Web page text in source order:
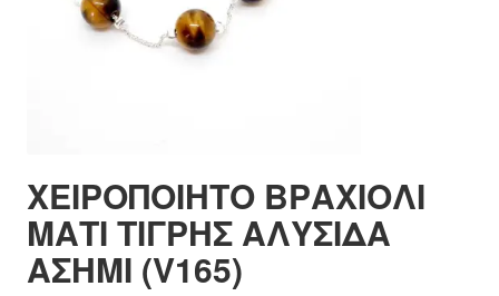
ΧΕΙΡΟΠΟΙΗΤΟ ΒΡΑΧΙΟΛΙ
ΜΑΤΙ ΤΙΓΡΗΣ ΑΛΥΣΙΔΑ
ΑΣΗΜΙ (V165)